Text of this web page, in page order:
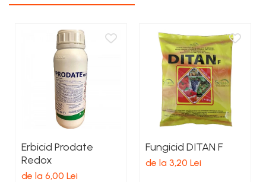
Erbicid Prodate
Redox
de la 6,00 Lei
Fungicid DITAN F
de la 3,20 Lei